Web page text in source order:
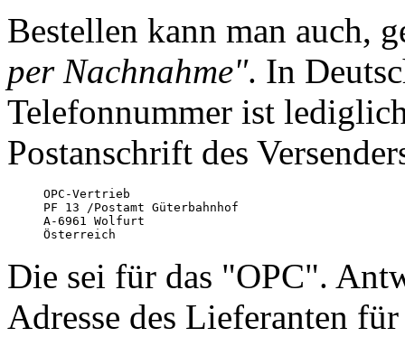
Bestellen kann man auch,
per Nachnahme". In
Telefonnummer ist
Postanschrift des
OPC-Vertrieb
PF 13 /Postamt Güterbahnhof
A-6961 Wolfurt
Österreich
Die sei für das "OPC".
Adresse des Lieferanten